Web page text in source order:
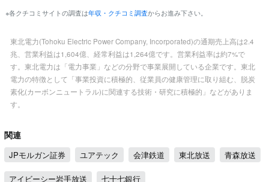
※各クチコミサイトの調査は年収・クチコミ調査からお進み下さい。
東北電力(Tohoku Electric Power Company, Incorporated)の通期売上高は2.4
兆、営業利益は1,604億、経常利益は1,264億です。営業利益率は約7%で
す。東北電力は「電力事業」などの分野で事業展開している企業です。東北
電力の特徴として「事業投資に積極的、従業員の健康管理に取り組む、脱炭
素化(カーボンニュートラル)に関連する技術・研究に積極的」などがありま
す。
関連
JPモルガン証券 ユアテック 会津鉄道 東北放送 青森放送
アイビーシー岩手放送 七十七銀行